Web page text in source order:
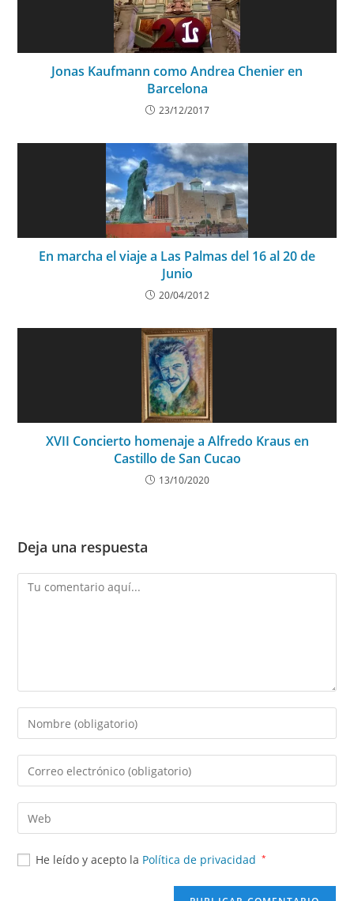
Jonas Kaufmann como Andrea Chenier en
Barcelona
23/12/2017
En marcha el viaje a Las Palmas del 16 al 20 de
Junio
20/04/2012
XVII Concierto homenaje a Alfredo Kraus en
Castillo de San Cucao
13/10/2020
Deja una respuesta
He leído y acepto la Política de privacidad *